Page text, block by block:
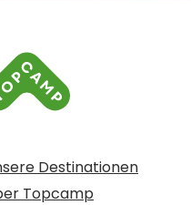
Destinationen
Topcamp